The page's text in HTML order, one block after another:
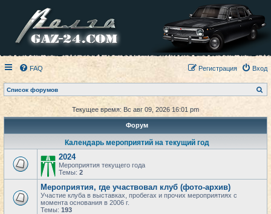
FAQ Вход
Регистрация
Список форумов
о
к
Текущее время: Вс авг 09, 2026 16:01 pm
Форум
Календарь мероприятий на текущий год
2024
Мероприятия текущего года
Темы: 2
Мероприятия, где участвовал клуб (фото-архив)
Участие клуба в выставках, пробегах и прочих мероприятиях с
момента основания в 2006 г.
Темы: 193